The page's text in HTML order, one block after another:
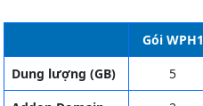
Gói WPH1
Dung lượng (GB)
5